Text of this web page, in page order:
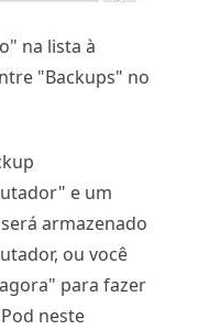
na lista à
"Backups" no
e um
armazenado
ou você
para fazer
neste